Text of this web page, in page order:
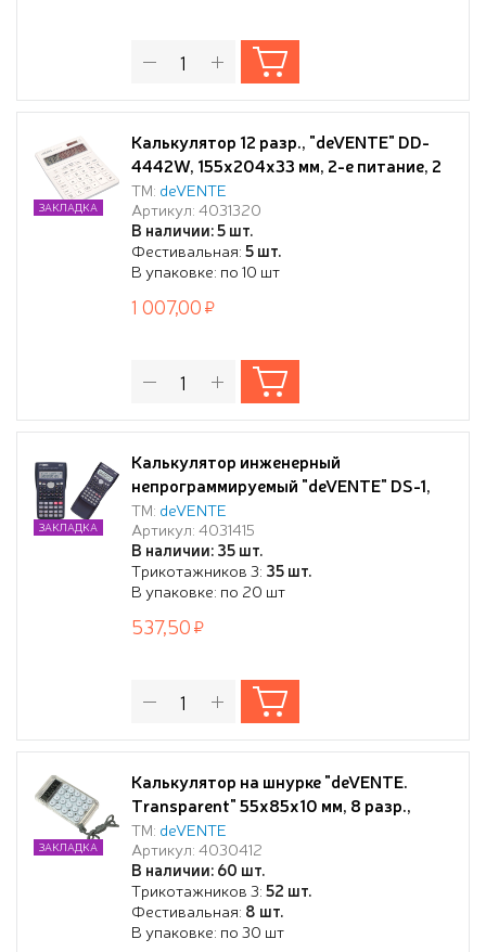
Калькулятор 12 разр., "deVENTE" DD-
4442W, 155x204x33 мм, 2-е питание, 2
память, молочный, автоматическое
вычисление квадратного корня,
процентов, наценки, клавиша "00"
коррекция последнего введенного
значения, функция смены знака,
автоматическое откл
ТМ: deVENTE
Артикул: 4031320
В наличии: 5 шт.
Фестивальная:5 шт.
В упаковке: по 10 шт
ЗАКЛАДКА
1 007,00
Калькулятор инженерный
непрограммируемый "deVENTE" DS-1,
85x155x25 мм, разрешен для ОГЭ, ЕГЭ,
240 функций, 2-строчный
полноразмерный дисплей с функцией
многократного перерасчета
выражений, 10+2 разрядный,
вычисление в памяти с 9-ю
ТМ: deVENTE
Артикул: 4031415
В наличии: 35 шт.
Трикотажников 3: 35 шт.
В упаковке: по 20 шт
ЗАКЛАДКА
537,50
Калькулятор на шнурке "deVENTE.
Transparent" 55x85x10 мм, 8 разр.,
автоматическое вычисление
квадратного корня, процентов,
полупрозрачный белый, в блистере с
подвесом
ТМ: deVENTE
Артикул: 4030412
В наличии: 60 шт.
Трикотажников 3:52 шт.
Фестивальная: 8 шт.
В упаковке: по 30 шт
ЗАКЛАДКА